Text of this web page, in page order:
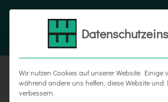
Zum
Facebook
Wir nutzen Cookies auf unserer Website. Einige
während andere uns helfen, diese Website und
verbessern.